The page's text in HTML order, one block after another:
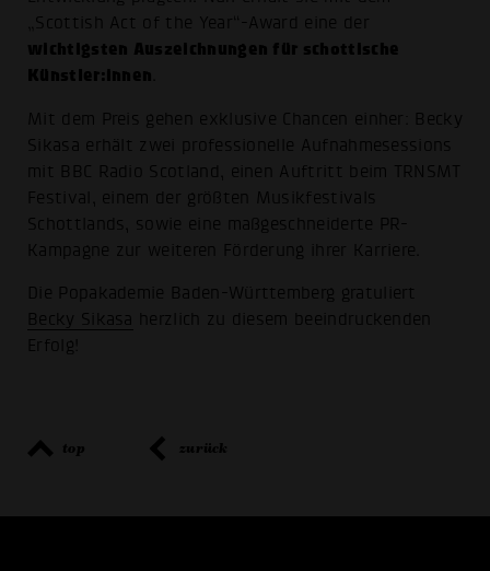
„Scottish Act of the Year“-Award eine der
wichtigsten Auszeichnungen für schottische
Künstler:innen
Mit dem Preis gehen exklusive Chancen einher: Becky
Sikasa erhält zwei professionelle Aufnahmesessions
mit BBC Radio Scotland, einen Auftritt beim TRNSMT
Festival, einem der größten Musikfestivals
Schottlands, sowie eine maßgeschneiderte PR-
Kampagne zur weiteren Förderung ihrer Karriere.
Die Popakademie Baden-Württemberg gratuliert
Becky Sikasa herzlich zu diesem beeindruckenden
Erfolg!
top zurück